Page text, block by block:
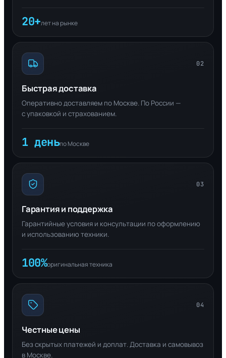
20+лет на рынке
02
Быстрая доставка
Оперативно доставляем по Москве. По России —
с упаковкой и страхованием.
1 деньпо Москве
03
Гарантия и поддержка
Гарантийные условия и консультации по оформлению
и использованию техники.
100%оригинальная техника
04
Честные цены
Без скрытых платежей и доплат. Доставка и самовывоз
в Москве.